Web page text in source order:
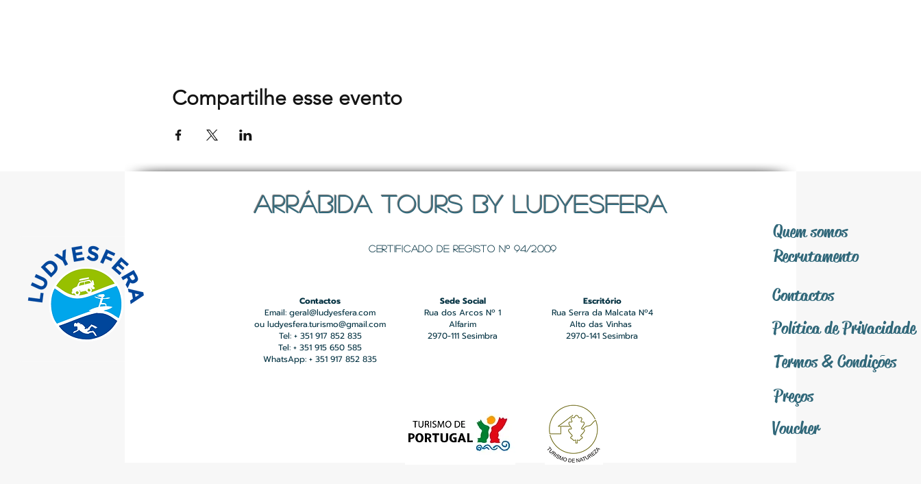
Compartilhe esse evento
ARRÁBIDA TOURS BY LUDYESFERA
Certificado de registo Nº 94/2009
Quem somos
Recrutamento
Contactos
Contactos
Email: geral@ludyesfera.com
ou ludyesfera.turismo@gmail.com
Tel: + 351 917 852 835
Tel: + 351 915 650 585
WhatsApp: + 351 917 852 835
Sede Social
Rua dos Arcos Nº 1
Alfarim
2970-111 Sesimbra
Escritório
Rua Serra da Malcata Nº4
Alto das Vinhas
2970-141 Sesimbra
Políticade Privacidade
Termos &Condições
Preços
Voucher